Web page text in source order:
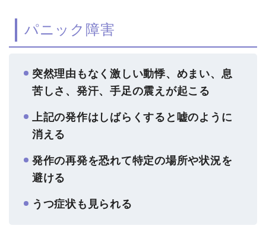
パニック障害
突然理由もなく激しい動悸、めまい、息
苦しさ、発汗、手足の震えが起こる
上記の発作はしばらくすると嘘のように
消える
発作の再発を恐れて特定の場所や状況を
避ける
うつ症状も見られる